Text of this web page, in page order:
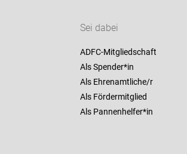
Sei dabei
ADFC-Mitgliedschaft
Als Spender*in
Als Ehrenamtliche/r
Als Fördermitglied
Als Pannenhelfer*in